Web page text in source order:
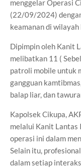
menggelar Operasi
(22/09/2024)
keamanan di
Dipimpin oleh Kanit
melibatkan 11 (
patroli mobile untuk
gangguan
balap liar, dan
Kapolsek Cikupa,
melalui Kanit Lantas
operasi ini dalam
Selain itu,
dalam setiap